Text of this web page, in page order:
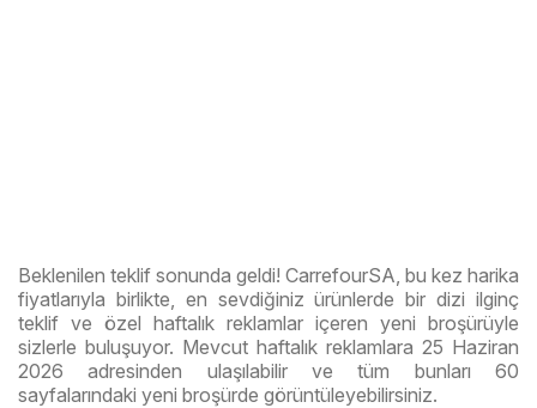
Beklenilen teklif sonunda geldi! CarrefourSA, bu kez harika
fiyatlarıyla birlikte, en sevdiğiniz ürünlerde bir dizi ilginç
teklif ve özel haftalık reklamlar içeren yeni broşürüyle
sizlerle buluşuyor. Mevcut haftalık reklamlara 25 Haziran
2026 adresinden ulaşılabilir ve tüm bunları 60
sayfalarındaki yeni broşürde görüntüleyebilirsiniz.